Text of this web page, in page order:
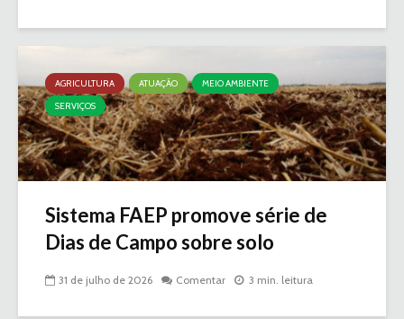
AGRICULTURA ATUAÇÃO
MEIO AMBIENTE
SERVIÇOS
Sistema FAEP promove série de
Dias de Campo sobre solo
31 de julho de 2026 Comentar 3 min. leitura